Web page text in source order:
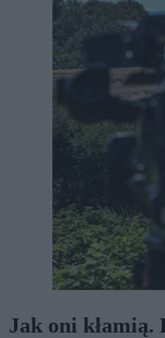
Jak oni kłamią.